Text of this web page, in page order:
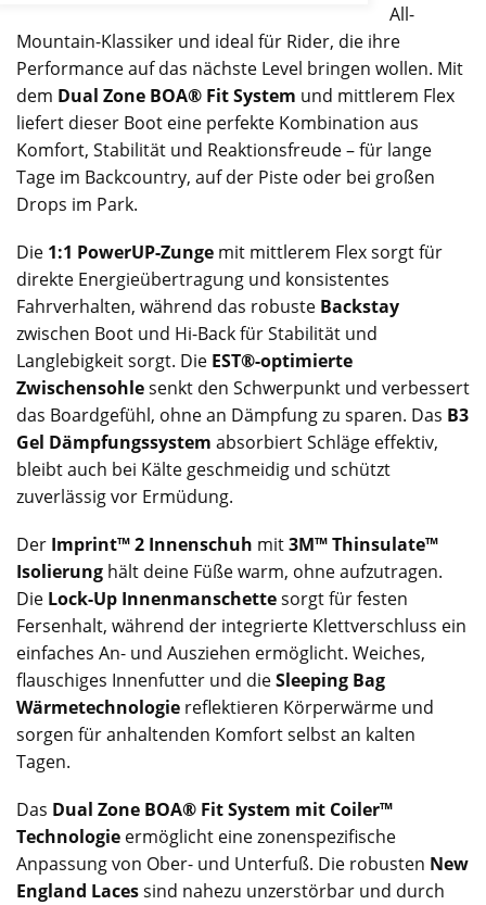
All-
Mountain-Klassiker und ideal für Rider, die ihre
Performance auf das nächste Level bringen wollen. Mit
dem Dual Zone BOA® Fit System und mittlerem Flex
liefert dieser Boot eine perfekte Kombination aus
Komfort, Stabilität und Reaktionsfreude – für lange
Tage im Backcountry, auf der Piste oder bei großen
Drops im Park.
Die 1:1 PowerUP-Zunge mit mittlerem Flex sorgt für
direkte Energieübertragung und konsistentes
Fahrverhalten, während das robuste Backstay
zwischen Boot und Hi-Back für Stabilität und
Langlebigkeit sorgt. Die EST®-optimierte
Zwischensohlesenkt den Schwerpunkt und verbessert
das Boardgefühl, ohne an Dämpfung zu sparen. Das B3
Gel Dämpfungssystem absorbiert Schläge effektiv,
bleibt auch bei Kälte geschmeidig und schützt
zuverlässig vor Ermüdung.
Der Imprint™ 2 Innenschuh mit3M™ Thinsulate™
Isolierung hält deine Füße warm, ohne aufzutragen.
Die Lock-Up Innenmanschettesorgt für festen
Fersenhalt, während der integrierte Klettverschluss ein
einfaches An- und Ausziehen ermöglicht. Weiches,
flauschiges Innenfutter und dieSleeping Bag
Wärmetechnologie reflektieren Körperwärme und
sorgen für anhaltenden Komfort selbst an kalten
Tagen.
Das Dual Zone BOA® Fit System mit Coiler™
Technologie ermöglicht eine zonenspezifische
Anpassung von Ober- und Unterfuß. Die robusten New
England Lacessind nahezu unzerstörbar und durch